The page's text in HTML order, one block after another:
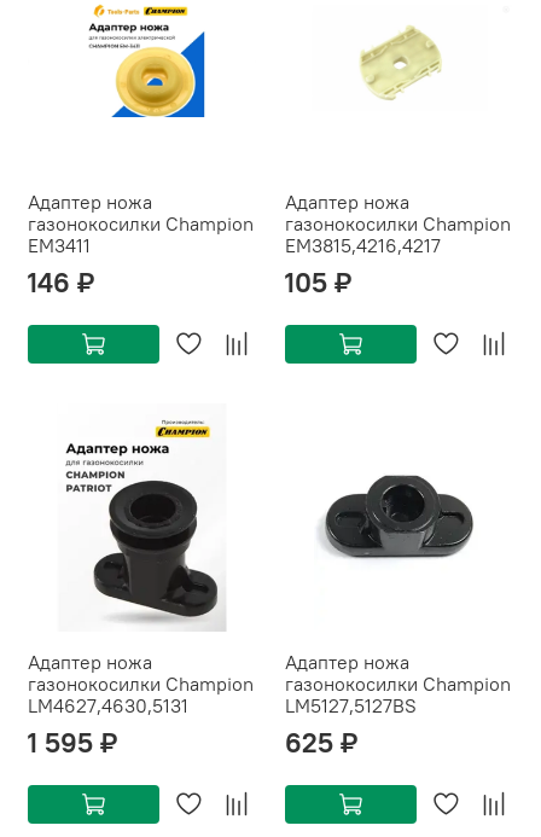
Адаптер ножа
газонокосилки Champion
EM3411
146 ₽
Адаптер ножа
газонокосилки Champion
EM3815,4216,4217
105 ₽
Адаптер ножа
газонокосилки Champion
LM4627,4630,5131
1 595 ₽
Адаптер ножа
газонокосилки Champion
LM5127,5127BS
625 ₽